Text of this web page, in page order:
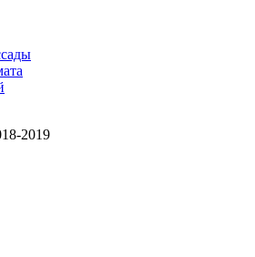
2019